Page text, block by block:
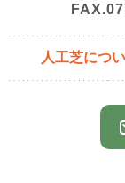
人工芝につ